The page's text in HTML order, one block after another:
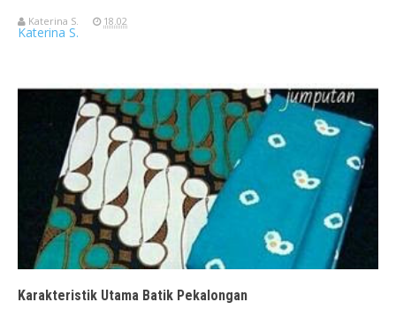
Katerina S. 18.02
Katerina S.
Karakteristik Utama Batik Pekalongan